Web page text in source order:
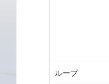
ループ